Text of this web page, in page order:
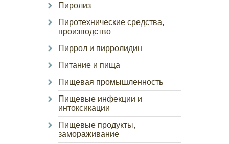
Пиролиз
Пиротехнические средства,
производство
Пиррол и пирролидин
Питание и пища
Пищевая промышленность
Пищевые инфекции и
интоксикации
Пищевые продукты,
замораживание